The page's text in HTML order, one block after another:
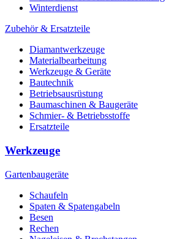
Winterdienst
Zubehör & Ersatzteile
Diamantwerkzeuge
Materialbearbeitung
Werkzeuge & Geräte
Bautechnik
Betriebsausrüstung
Baumaschinen & Baugeräte
Schmier- & Betriebsstoffe
Ersatzteile
Werkzeuge
Gartenbaugeräte
Schaufeln
Spaten & Spatengabeln
Besen
Rechen